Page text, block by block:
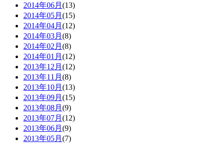
2014年06月 (13)
2014年05月 (15)
2014年04月 (12)
2014年03月 (8)
2014年02月 (8)
2014年01月 (12)
2013年12月 (12)
2013年11月 (8)
2013年10月 (13)
2013年09月 (15)
2013年08月 (9)
2013年07月 (12)
2013年06月 (9)
2013年05月 (7)